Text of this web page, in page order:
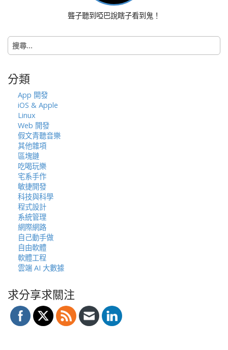
聾子聽到啞巴說瞎子看到鬼！
搜
尋
字:
分類
App 開發
iOS & Apple
Linux
Web 開發
假文青聽音樂
其他雜項
區塊鏈
吃喝玩樂
宅系手作
敏捷開發
科技與科學
程式設計
系統管理
網際網路
自己動手做
自由軟體
軟體工程
雲端 AI 大數據
求分享求關注